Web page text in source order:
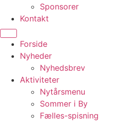
Sponsorer
Kontakt
Forside
Nyheder
Nyhedsbrev
Aktiviteter
Nytårsmenu
Sommer i By
Fælles-spisning